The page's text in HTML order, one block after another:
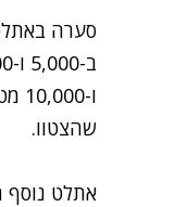
סערה
שהצטוו.
אתלט נוסף